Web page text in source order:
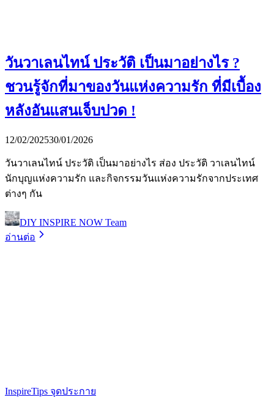
วันวาเลนไทน์ ประวัติ เป็นมาอย่างไร ?
ชวนรู้จักที่มาของวันแห่งความรัก ที่มีเบื้อง
หลังอันแสนเจ็บปวด !
12/02/202530/01/2026
วันวาเลนไทน์ ประวัติ เป็นมาอย่างไร ส่อง ประวัติ วาเลนไทน์
นักบุญแห่งความรัก และกิจกรรมวันแห่งความรักจากประเทศ
ต่างๆ กัน
DIY INSPIRE NOW Team
อ่านต่อ
InspireTips จุดประกาย